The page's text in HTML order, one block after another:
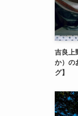
吉良上
か）の
グ】